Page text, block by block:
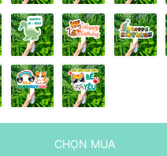
CHỌN MUA